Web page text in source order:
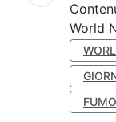
World
FUMO